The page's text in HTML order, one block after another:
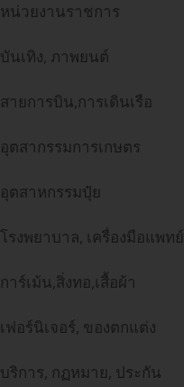
หน่วยงานราชการ
บันเทิง, ภาพยนต์
สายการบิน,การเดินเรือ
อุตสากรรมการเกษตร
อุตสาหกรรมปุ๋ย
โรงพยาบาล, เครื่องมือแพทย์
การ์เม้น,สิ่งทอ,เสื้อผ้า
เฟอร์นิเจอร์, ของตกแต่ง
บริการ, กฏหมาย, ประกัน